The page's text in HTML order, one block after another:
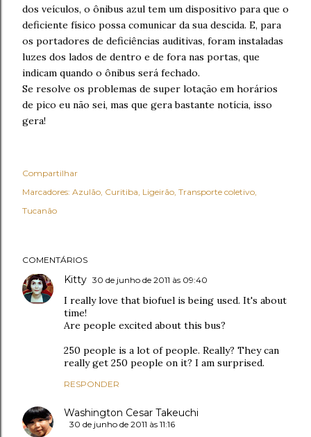
dos veículos, o ônibus azul tem um dispositivo para que o
deficiente físico possa comunicar da sua descida. E, para
os portadores de deficiências auditivas, foram instaladas
luzes dos lados de dentro e de fora nas portas, que
indicam quando o ônibus será fechado.
Se resolve os problemas de super lotação em horários
de pico eu não sei, mas que gera bastante notícia, isso
gera!
Compartilhar
Marcadores: Azulão Curitiba Ligeirão Transporte coletivo
Tucanão
COMENTÁRIOS
Kitty 30 de junho de 2011 às 09:40
I really love that biofuel is being used. It's about
time!
Are people excited about this bus?
250 people is a lot of people. Really? They can
really get 250 people on it? I am surprised.
RESPONDER
Washington Cesar Takeuchi
30 de junho de 2011 às 11:16